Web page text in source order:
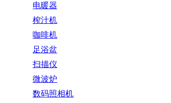
电暖器
榨汁机
咖啡机
足浴盆
扫描仪
微波炉
数码照相机